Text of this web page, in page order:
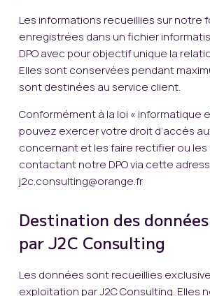
Les informations recueillies sur notre
enregistrées dans un fichier
DPO avec pour objectif unique la
Elles sont conservées pendant
sont destinées au service client.
Conformément à la loi « informatique
pouvez exercer votre droit d’accès
concernant et les faire rectifier ou les
contactant notre DPO via cette
j2c.consulting@orange.fr
Destination des
par J2C Consulting
Les données sont recueillies
exploitation par J2C Consulting. Elles